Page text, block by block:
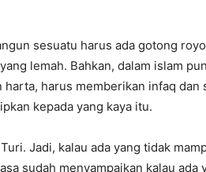
sesuatu harus ada gotong
lemah. Bahkan, dalam islam
harus memberikan infaq dan
kepada yang kaya itu.
Jadi, kalau ada yang tidak
sudah menyampaikan kalau ada